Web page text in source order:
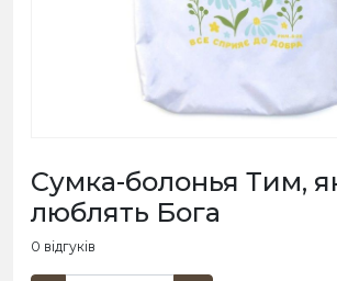
Сумка-болонья Тим,
люблять Бога
0 відгуків